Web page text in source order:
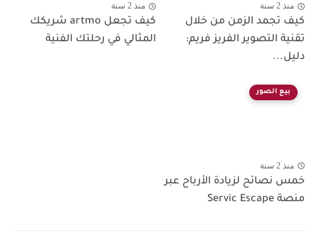
منذ 2 سنة
كيف تجمد الزمن من خلال
تقنية التصوير الفريز فريم:
دليل...
منذ 2 سنة
كيف تجعل artmo شريكك
المثالي في رحلتك الفنية
بيع الصور
منذ 2 سنة
خمس نصائح لزيادة الأرباح عبر
منصة Servic Escape